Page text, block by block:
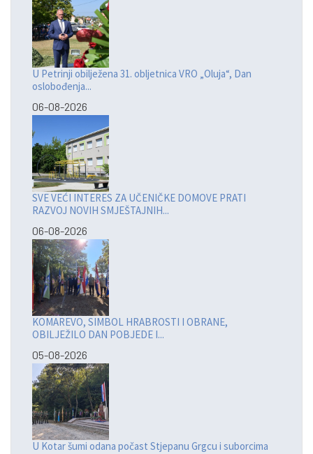
U Petrinji obilježena 31. obljetnica VRO „Oluja“, Dan
oslobođenja...
06-08-2026
SVE VEĆI INTERES ZA UČENIČKE DOMOVE PRATI
RAZVOJ NOVIH SMJEŠTAJNIH...
06-08-2026
KOMAREVO, SIMBOL HRABROSTI I OBRANE,
OBILJEŽILO DAN POBJEDE I...
05-08-2026
U Kotar šumi odana počast Stjepanu Grgcu i suborcima